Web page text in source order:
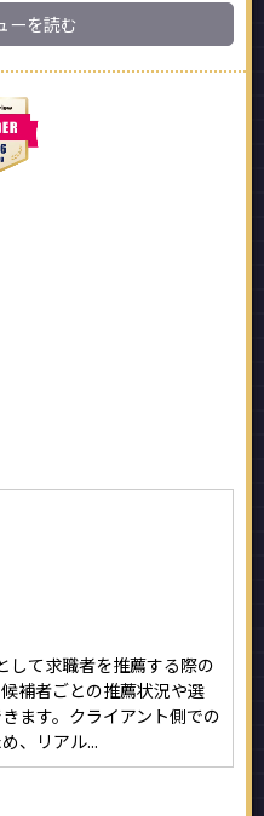
ーを読む
して求職者を推薦する際の
補者ごとの推薦状況や選
ます。クライアント側での
、リアル...